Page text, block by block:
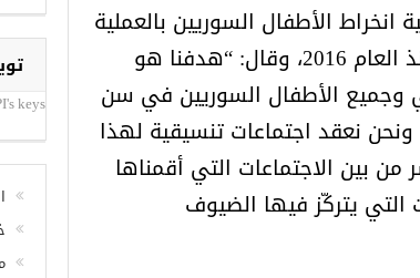
الأطفال السوريين بالعملية
التعليمية بتوجيه من الوزارة قد بدأت منذ العام 2016، وقال: “هدفنا هو
وجميع الأطفال السوريين في سن
مدة أقصاها 5 سنوات، ونحن نعقد اجتماعات تنسيقية لهذا
بين الاجتماعات التي أقمناها
يتركّز فيها الضيوف
keys